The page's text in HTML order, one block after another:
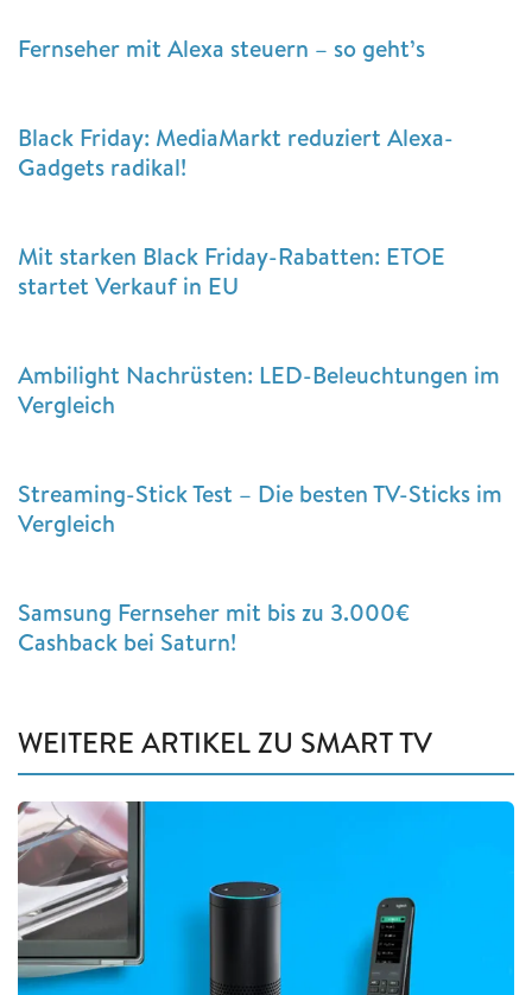
Fernseher mit Alexa steuern – so geht’s
Black Friday: MediaMarkt reduziert Alexa-
Gadgets radikal!
Mit starken Black Friday-Rabatten: ETOE
startet Verkauf in EU
Ambilight Nachrüsten: LED-Beleuchtungen im
Vergleich
Streaming-Stick Test – Die besten TV-Sticks im
Vergleich
Samsung Fernseher mit bis zu 3.000€
Cashback bei Saturn!
WEITERE ARTIKEL ZU SMART TV